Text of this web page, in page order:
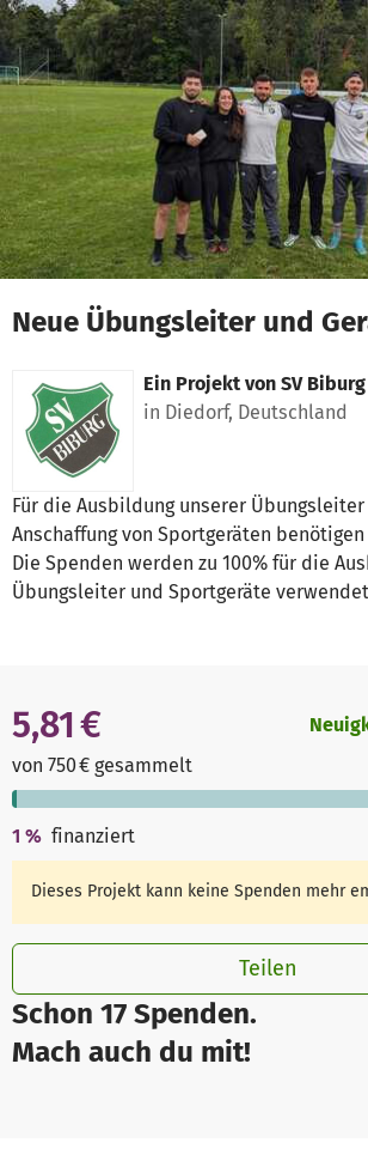
Zum Hauptinhalt springen
Erklärung zur Barrierefreiheit anzeigen
Neue Übungsleiter und
Ein Projekt von SV
in Diedorf, Deutschland
Für die Ausbildung unserer
Anschaffung von Sportgeräten
Die Spenden werden zu 100% für die
Übungsleiter und Sportgeräte
Schon 17 Spenden.
Mach auch du mit!
5,81 €
von 750 € gesammelt
1 % finanziert
Dieses Projekt kann keine Spenden mehr
Teilen